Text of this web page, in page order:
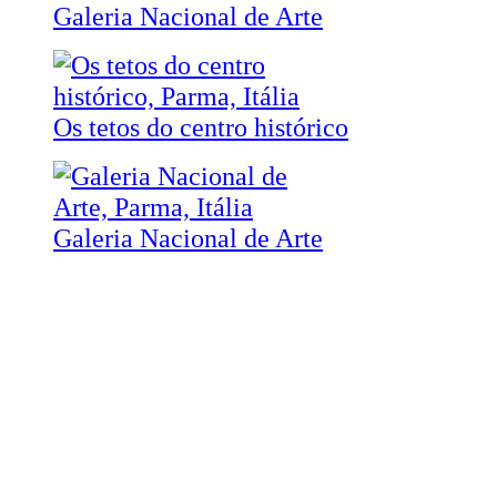
Galeria Nacional de Arte
Os tetos do centro histórico
Galeria Nacional de Arte